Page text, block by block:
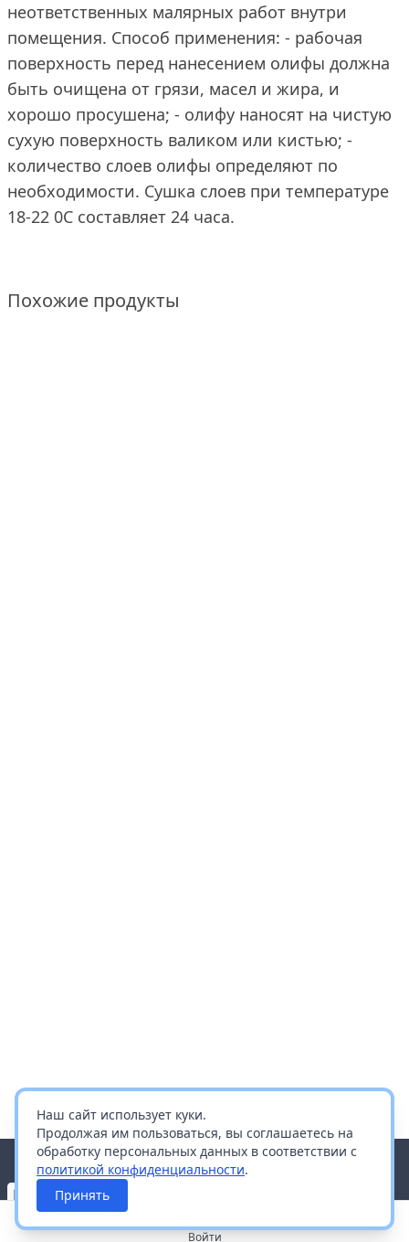
неответственных малярных работ внутри
помещения. Способ применения: - рабочая
поверхность перед нанесением олифы должна
быть очищена от грязи, масел и жира, и
хорошо просушена; - олифу наносят на чистую
сухую поверхность валиком или кистью; -
количество слоев олифы определяют по
необходимости. Сушка слоев при температуре
18-22 0С составляет 24 часа.
Похожие продукты
Наш сайт использует куки.
Продолжая им пользоваться, вы соглашаетесь на
обработку персональных данных в соответствии с
политикой конфиденциальности.
Принять
Войти